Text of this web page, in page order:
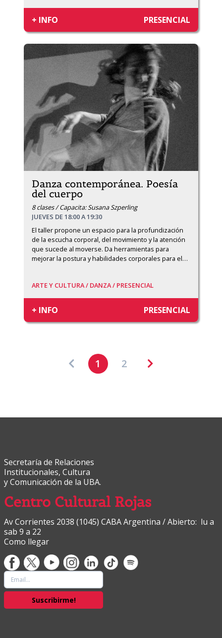
+ INFO PRESENCIAL
Danza contemporánea. Poesía
del cuerpo
8 clases / Capacita: Susana Szperling
JUEVES DE 18:00 A 19:30
El taller propone un espacio para la profundización
de la escucha corporal, del movimiento y la atención
que sucede al moverse. Da herramientas para
mejorar la postura y habilidades corporales para el…
ARTE Y CULTURA / DANZA / PRESENCIAL
+ INFO PRESENCIAL
1 2
Secretaría de Relaciones
Institucionales, Cultura
y Comunicación de la UBA.
Centro Cultural Rojas
Av Corrientes 2038 (1045) CABA Argentina / Abierto: lu a
sab 9 a 22
Como llegar